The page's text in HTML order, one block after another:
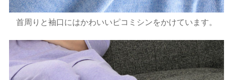
首周りと袖口にはかわいいピコミシンをかけています。